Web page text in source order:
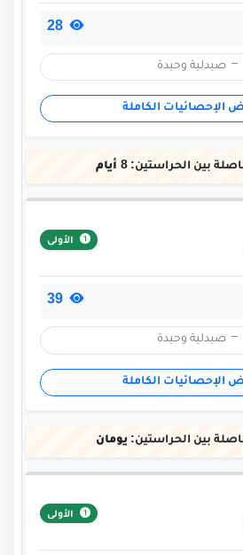
صيدلية وحيدة
الإحصائيات الكاملة
بين الحراستين:8 أيام
الأولى
صيدلية وحيدة
الإحصائيات الكاملة
بين الحراستين:يومان
الأولى